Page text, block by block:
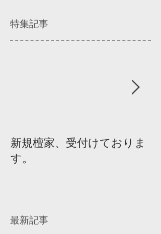
特集記事
新規檀家、受付けておりま
す。
最新記事